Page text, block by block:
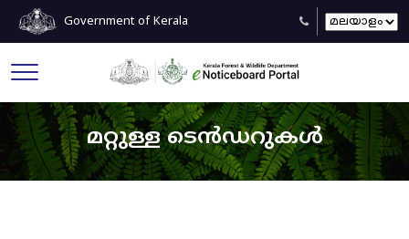
Government of Kerala
മറ്റുള്ള ടെൻഡറുകൾ